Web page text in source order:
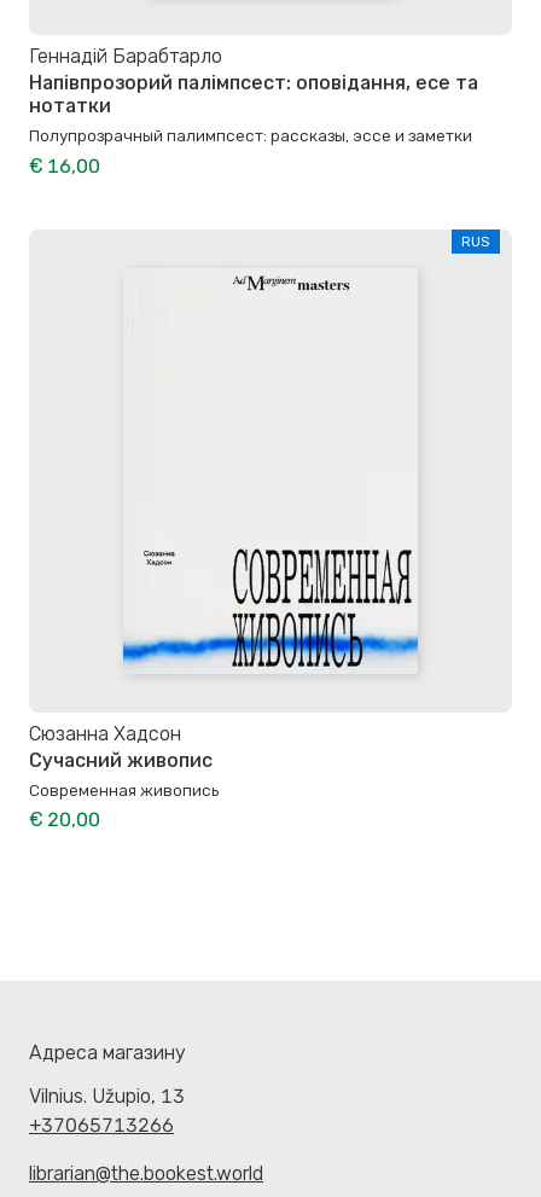
Геннадій Барабтарло
Напівпрозорий палімпсест: оповідання, есе та
нотатки
Полупрозрачный палимпсест: рассказы, эссе и заметки
€ 16,00
RUS
Сюзанна Хадсон
Сучасний живопис
Современная живопись
€ 20,00
Адреса магазину
Vilnius. Užupio, 13
+37065713266
librarian@the.bookest.world